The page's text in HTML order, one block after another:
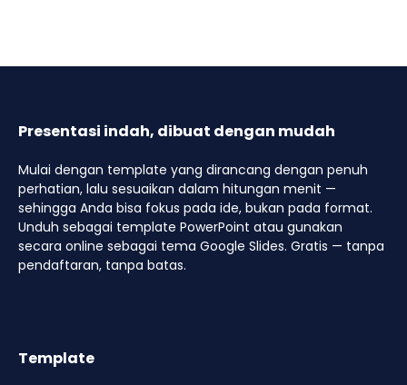
Presentasi indah, dibuat dengan mudah
Mulai dengan template yang dirancang dengan penuh
perhatian, lalu sesuaikan dalam hitungan menit —
sehingga Anda bisa fokus pada ide, bukan pada format.
Unduh sebagai template PowerPoint atau gunakan
secara online sebagai tema Google Slides. Gratis — tanpa
pendaftaran, tanpa batas.
Template